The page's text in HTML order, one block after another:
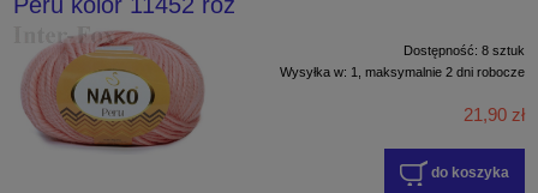
Dostępność: 8 sztuk
Wysyłka w: 1, maksymalnie 2 dni robocze
21,90 zł
do koszyka